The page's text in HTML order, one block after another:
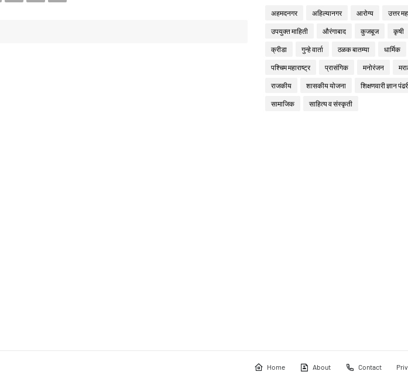
अहमदनगर अहिल्यानगर आरोग्य उत्तर
उपयुक्त माहिती औरंगाबाद कुजबूज कृषी
क्रीडा गुन्हे वार्ता ठळक बातम्या धार्मिक
पश्चिम महाराष्ट्र प्रासंगिक मनोरंजन
राजकीय शासकीय योजना शिक्षणवारी ज्ञान
सामाजिक साहित्य व संस्कृती
Home About Contact